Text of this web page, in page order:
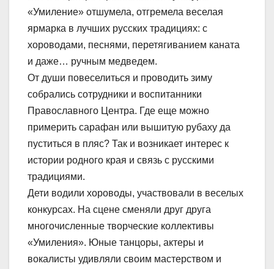
«Умиление» отшумела, отгремела веселая
ярмарка в лучших русских традициях: с
хороводами, песнями, перетягиванием каната
и даже… ручным медведем.
От души повеселиться и проводить зиму
собрались сотрудники и воспитанники
Православного Центра. Где еще можно
примерить сарафан или вышитую рубаху да
пуститься в пляс? Так и возникает интерес к
истории родного края и связь с русскими
традициями.
Дети водили хороводы, участвовали в веселых
конкурсах. На сцене сменяли друг друга
многочисленные творческие коллективы
«Умиления». Юные танцоры, актеры и
вокалисты удивляли своим мастерством и